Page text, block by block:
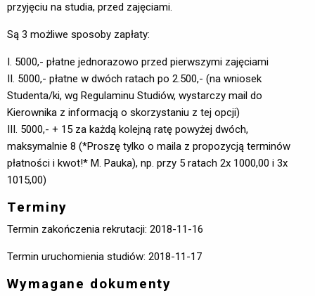
przyjęciu na studia, przed zajęciami.
Są 3 możliwe sposoby zapłaty:
I. 5000,- płatne jednorazowo przed pierwszymi zajęciami
II. 5000,- płatne w dwóch ratach po 2.500,- (na wniosek
Studenta/ki, wg Regulaminu Studiów, wystarczy mail do
Kierownika z informacją o skorzystaniu z tej opcji)
III. 5000,- + 15 za każdą kolejną ratę powyżej dwóch,
maksymalnie 8 (*Proszę tylko o maila z propozycją terminów
płatności i kwot!* M. Pauka), np. przy 5 ratach 2x 1000,00 i 3x
1015,00)
Terminy
Termin zakończenia rekrutacji: 2018-11-16
Termin uruchomienia studiów: 2018-11-17
Wymagane dokumenty